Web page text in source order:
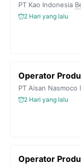
PT Kao Indonesia
2 Hari yang lalu
Operator
PT Aisan Nasmoco
2 Hari yang lalu
Operator